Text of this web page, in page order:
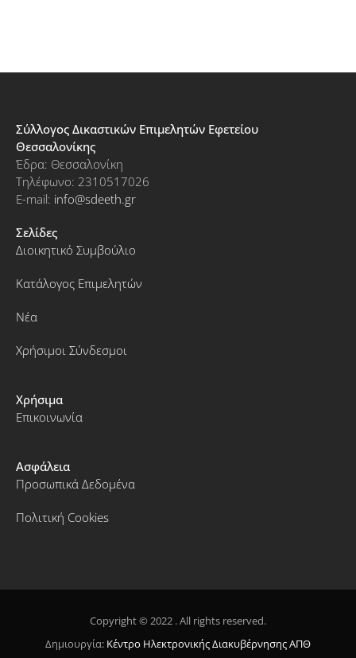
Σύλλογος Δικαστικών Επιμελητών Εφετείου
Θεσσαλονίκης
Έδρα: Θεσσαλονίκη
Τηλέφωνο: 2310517026
E-mail: info@sdeeth.gr
Σελίδες
Διοικητικό Συμβούλιο
Κατάλογος Επιμελητών
Νέα
Χρήσιμοι Σύνδεσμοι
Χρήσιμα
Επικοινωνία
Ασφάλεια
Προσωπικά Δεδομένα
Πολιτική Cookies
Copyright © 2022 . All rights reserved.
Δημιουργία: Κέντρο Ηλεκτρονικής Διακυβέρνησης ΑΠΘ